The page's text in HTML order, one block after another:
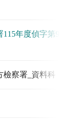
115年度偵字第
察署_資料科